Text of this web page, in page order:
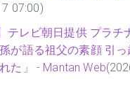
07:00)
テレビ朝日提供 プラチ
が語る祖父の素顔 引っ
た」 - Mantan Web